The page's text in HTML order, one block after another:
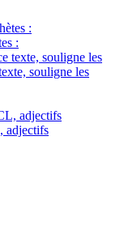
:
souligne les
adjectifs